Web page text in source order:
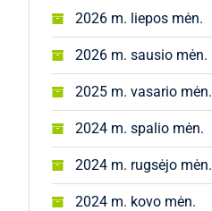
2026 m. liepos mėn.
2026 m. sausio mėn.
2025 m. vasario mėn.
2024 m. spalio mėn.
2024 m. rugsėjo mėn.
2024 m. kovo mėn.